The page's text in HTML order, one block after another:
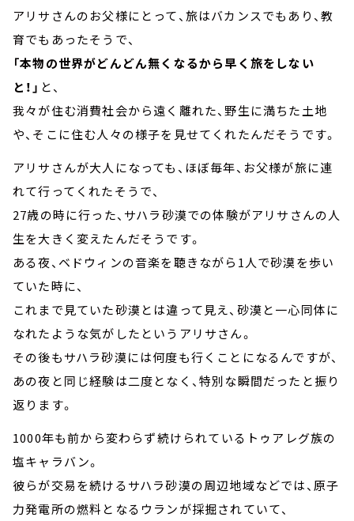
アリサさんのお父様にとって、旅はバカンスでもあり、教
育でもあったそうで、
「本物の世界がどんどん無くなるから早く旅をしない
と！」 と、
我々が住む消費社会から遠く離れた、野生に満ちた土地
や、そこに住む人々の様子を見せてくれたんだそうです。
アリサさんが大人になっても、ほぼ毎年、お父様が旅に連
れて行ってくれたそうで、
27歳の時に行った、サハラ砂漠での体験がアリサさんの人
生を大きく変えたんだそうです。
ある夜、ベドウィンの音楽を聴きながら1人で砂漠を歩い
ていた時に、
これまで見ていた砂漠とは違って見え、砂漠と一心同体に
なれたような気がしたというアリサさん。
その後もサハラ砂漠には何度も行くことになるんですが、
あの夜と同じ経験は二度となく、特別な瞬間だったと振り
返ります。
1000年も前から変わらず続けられているトゥアレグ族の
塩キャラバン。
彼らが交易を続けるサハラ砂漠の周辺地域などでは、原子
力発電所の燃料となるウランが採掘されていて、